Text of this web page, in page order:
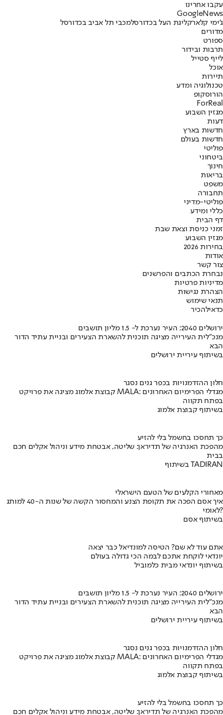
עקבו אחרינו
Googl eNews
ג'ימי קלארקליגת העל בכדורסלמכבי תל אביב בכדורסל
מדורים
ספורט
תרבות ובידור
לייף סטייל
אוכל
תיירות
טכנולוגיה ומדע
הורוסקופ
ForReal
מגזין השבוע
דעות
חדשות בארץ
חדשות בעולם
פוליטי
ביטחוני
חינוך
בריאות
משפט
תחבורה
פוליטי-מדיני
כללי ומידע
דף הבית
זמני כניסת וצאת שבת
מגזין השבוע
בחירות 2026
אודות
צור קשר
נבחרת הכתבים והפרשנים
מדיניות פרטיות
הצהרת נגישות
תנאי שימוש
כדאילהכיר
ירושלים 2040: העיר נערכת ל- 1.5 מליון תושבים
מנכ"לית העירייה מציגה תוכנית להשארת הצעירים ובניית עתיד הדור
הבא
בשיתוף עיריית ירושלים
חלון ההזדמנויות בכפר גנים נסגר
קבוצת אלמוג מציגה את פרויקט MALA: מגדלי הפרימיום האחרונים
בפתח תקווה
בשיתוף קבוצת אלמוג
כך תחסכו בחשמל בלי להזיע
מהפכת האנרגיה של תדיראן: שליטה, אבטחת מידע וניהול אקלים חכם
בבית
בשיתוף TADIRAN
מאחורי הקלעים של הטעם הישראלי
איך אסם הפכה את תקופת הצנע והמחסור הקשה של שנות ה-40 למותג
לאומי?
בשיתוף אסם
אתם עוד לא שם? הטיסה למונדיאל כבר יצאה
יונדאי לוקחת אתכם לבמה הכי גדולה בעולם
בשיתוף יונדאי מבית כלמוביל
ירושלים 2040: העיר נערכת ל- 1.5 מליון תושבים
מנכ"לית העירייה מציגה תוכנית להשארת הצעירים ובניית עתיד הדור
הבא
בשיתוף עיריית ירושלים
חלון ההזדמנויות בכפר גנים נסגר
קבוצת אלמוג מציגה את פרויקט MALA: מגדלי הפרימיום האחרונים
בפתח תקווה
בשיתוף קבוצת אלמוג
כך תחסכו בחשמל בלי להזיע
מהפכת האנרגיה של תדיראן: שליטה, אבטחת מידע וניהול אקלים חכם